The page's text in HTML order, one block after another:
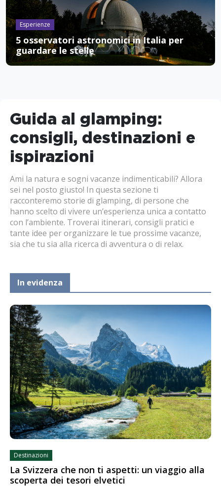
Esperienze
5 osservatori astronomici in Italia per
guardare le stelle
Guida al glamping:
consigli, destinazioni e
ispirazioni
Ami la natura e sogni vacanze indimenticabili? Allora
sei nel posto giusto! In questa sezione ti
racconteremo storie di glamping, di persone che
hanno scelto di vivere un’esperienza unica a contatto
con l’ambiente. Troverai itinerari, consigli pratici e
tante idee per organizzare le tue prossime vacanze,
sia che tu sia alla ricerca di avventura o di relax.
In evidenza
Destinazioni
La Svizzera che non ti aspetti: un viaggio alla
scoperta dei tesori elvetici